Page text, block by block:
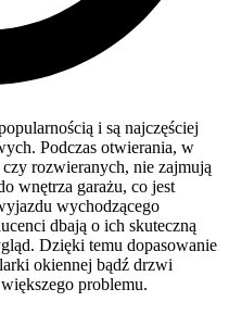
i są najczęściej
Podczas otwierania, w
rozwieranych, nie zajmują
wnętrza garażu, co jest
wychodzącego
dbają o ich skuteczną
Dzięki temu dopasowanie
okiennej bądź drzwi
problemu.